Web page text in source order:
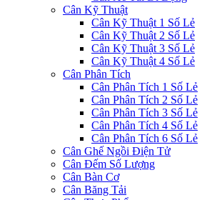
Cân Kỹ Thuật
Cân Kỹ Thuật 1 Số Lẻ
Cân Kỹ Thuật 2 Số Lẻ
Cân Kỹ Thuật 3 Số Lẻ
Cân Kỹ Thuật 4 Số Lẻ
Cân Phân Tích
Cân Phân Tích 1 Số Lẻ
Cân Phân Tích 2 Số Lẻ
Cân Phân Tích 3 Số Lẻ
Cân Phân Tích 4 Số Lẻ
Cân Phân Tích 6 Số Lẻ
Cân Ghế Ngồi Điện Tử
Cân Đếm Số Lượng
Cân Bàn Cơ
Cân Băng Tải